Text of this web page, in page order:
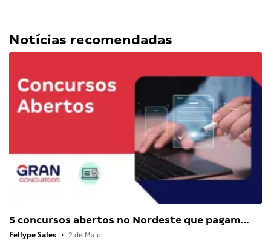
Notícias recomendadas
5 concursos abertos no Nordeste que pagam…
Fellype Sales • 2 de Maio